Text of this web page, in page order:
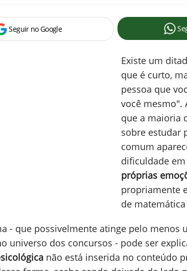
Seguir no Google
Existe um
que é curto,
pessoa que
você mesmo".
que a maioria
sobre estudar
comum
dificuldade
próprias
propriamente
de
- que possivelmente atinge pelo menos
universo dos concursos - pode ser
não está inserida no conteúdo